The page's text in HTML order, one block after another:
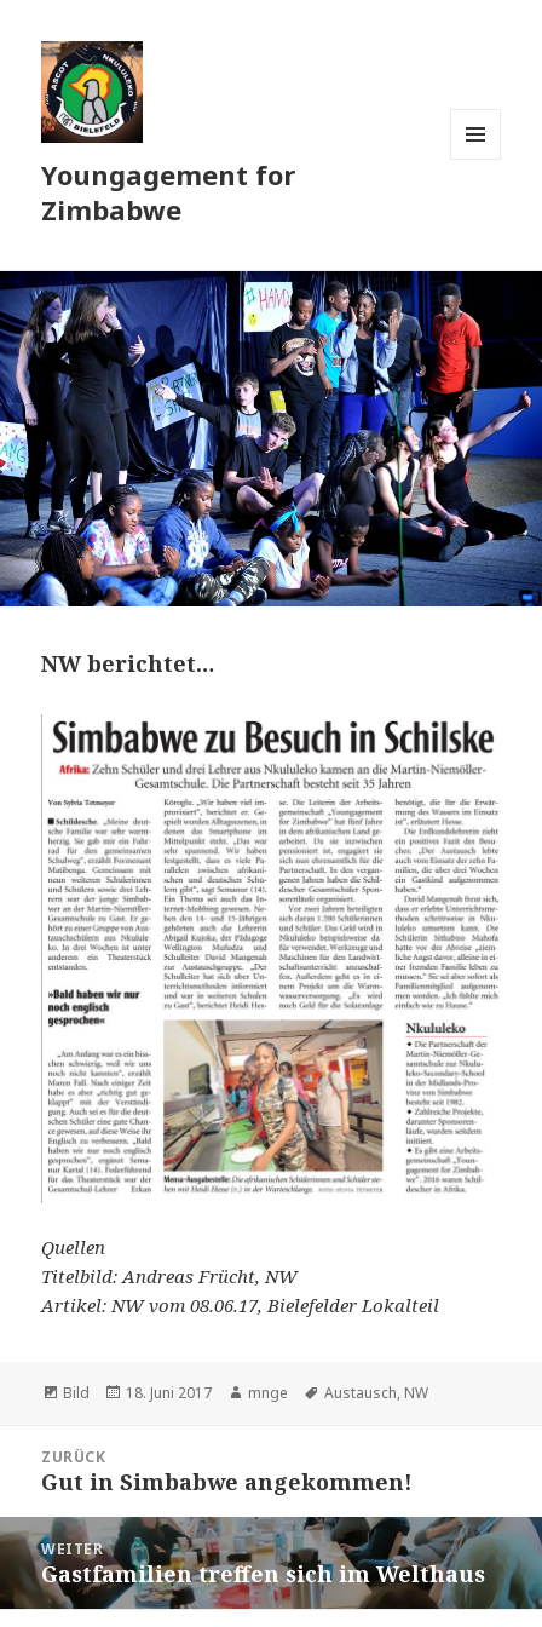
Youngagement for
Zimbabwe
NW berichtet…
Quellen
Titelbild: Andreas Frücht, NW
Artikel: NW vom 08.06.17, Bielefelder Lokalteil
Format
Bild
Veröffentlicht
18. Juni 2017 Autor
mnge Schlagwörter
Austausch, NW
ZURÜCK
Vorheriger
Beitrag:
Gut in Simbabwe angekommen!
WEITER
Nächster
Beitrag:
Gastfamilien treffen sich im Welthaus